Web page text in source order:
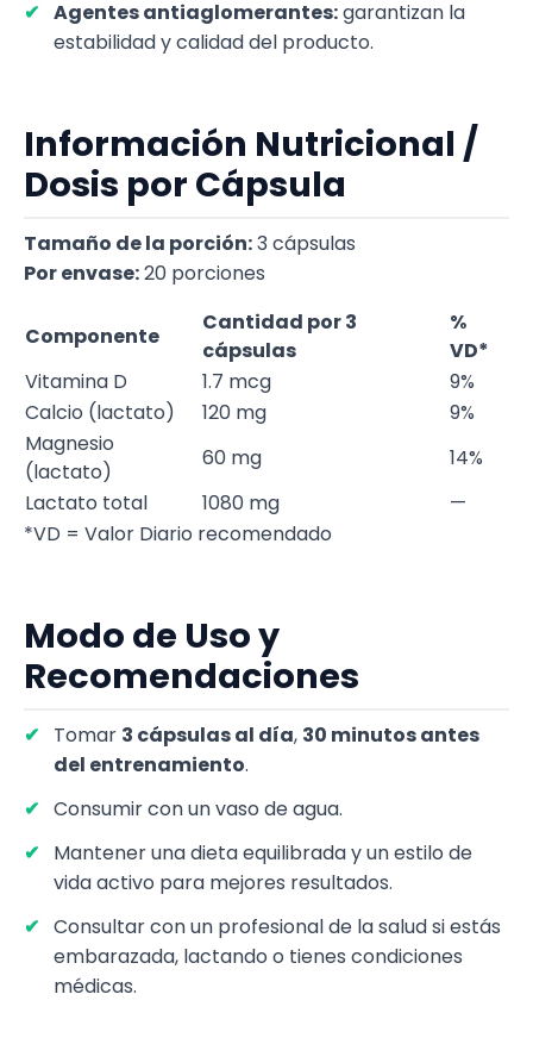
Agentes antiaglomerantes:garantizan la
estabilidad y calidad del producto.
Información Nutricional /
Dosis por Cápsula
Tamaño de la porción:3 cápsulas
Por envase:20 porciones
Componente
Cantidad por 3
cápsulas
%
VD*
Vitamina D
1.7 mcg
9%
Calcio (lactato)
120 mg
9%
Magnesio
(lactato)
60 mg
14%
Lactato total
1080 mg
—
*VD = Valor Diario recomendado
Modo de Uso y
Recomendaciones
Tomar 3 cápsulas al día, 30 minutos antes
del entrenamiento.
Consumir con un vaso de agua.
Mantener una dieta equilibrada y un estilo de
vida activo para mejores resultados.
Consultar con un profesional de la salud si estás
embarazada, lactando o tienes condiciones
médicas.